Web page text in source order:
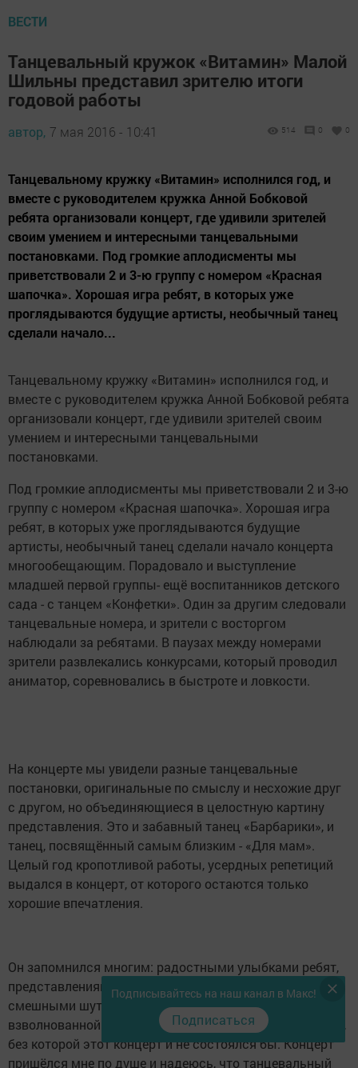
ВЕСТИ
Танцевальный кружок «Витамин» Малой
Шильны представил зрителю итоги
годовой работы
автор, 7 мая 2016 - 10:41 514 0 0
Танцевальному кружку «Витамин» исполнился год, и
вместе с руководителем кружка Анной Бобковой
ребята организовали концерт, где удивили зрителей
своим умением и интересными танцевальными
постановками. Под громкие аплодисменты мы
приветствовали 2 и 3-ю группу с номером «Красная
шапочка». Хорошая игра ребят, в которых уже
проглядываются будущие артисты, необычный танец
сделали начало...
Танцевальному кружку «Витамин» исполнился год, и
вместе с руководителем кружка Анной Бобковой ребята
организовали концерт, где удивили зрителей своим
умением и интересными танцевальными
постановками.
Под громкие аплодисменты мы приветствовали 2 и 3-ю
группу с номером «Красная шапочка». Хорошая игра
ребят, в которых уже проглядываются будущие
артисты, необычный танец сделали начало концерта
многообещающим. Порадовало и выступление
младшей первой группы- ещё воспитанников детского
сада - с танцем «Конфетки». Один за другим следовали
танцевальные номера, и зрители с восторгом
наблюдали за ребятами. В паузах между номерами
зрители развлекались конкурсами, который проводил
аниматор, соревновались в быстроте и ловкости.
На концерте мы увидели разные танцевальные
постановки, оригинальные по смыслу и несхожие друг
с другом, но объединяющиеся в целостную картину
представления. Это и забавный танец «Барбарики», и
танец, посвящённый самым близким - «Для мам».
Целый год кропотливой работы, усердных репетиций
выдался в концерт, от которого остаются только
хорошие впечатления.
Он запомнился многим: радостными улыбками ребят,
представлениями, которыми они нас удивили и
смешными шутками аниматора. А ещё немного
взволнованной речью руководителя Анны Николаевны,
без которой этот концерт и не состоялся бы. Концерт
пришёлся мне по душе и надеюсь, что танцевальный
Подписывайтесь на наш канал в Макс!
Подписаться